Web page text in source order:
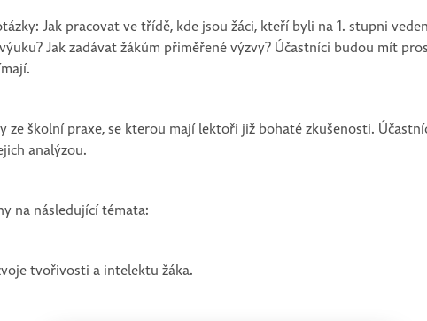
Jak pracovat ve třídě, kde jsou žáci, kteří byli na 1. stupni
Jak zadávat žákům přiměřené výzvy? Účastníci budou mít
školní praxe, se kterou mají lektoři již bohaté zkušenosti.
analýzou.
na následující témata:
tvořivosti a intelektu žáka.